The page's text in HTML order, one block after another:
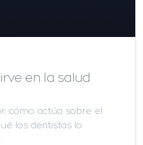
en la salud
cómo actúa sobre el
los dentistas lo